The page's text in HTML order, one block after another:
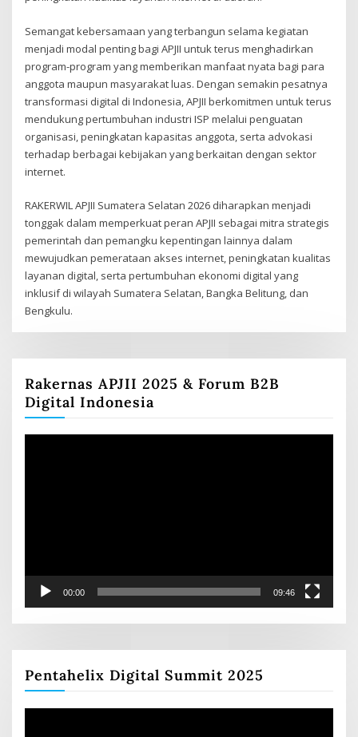
Semangat kebersamaan yang terbangun selama kegiatan
menjadi modal penting bagi APJII untuk terus menghadirkan
program-program yang memberikan manfaat nyata bagi para
anggota maupun masyarakat luas. Dengan semakin pesatnya
transformasi digital di Indonesia, APJII berkomitmen untuk terus
mendukung pertumbuhan industri ISP melalui penguatan
organisasi, peningkatan kapasitas anggota, serta advokasi
terhadap berbagai kebijakan yang berkaitan dengan sektor
internet.
RAKERWIL APJII Sumatera Selatan 2026 diharapkan menjadi
tonggak dalam memperkuat peran APJII sebagai mitra strategis
pemerintah dan pemangku kepentingan lainnya dalam
mewujudkan pemerataan akses internet, peningkatan kualitas
layanan digital, serta pertumbuhan ekonomi digital yang
inklusif di wilayah Sumatera Selatan, Bangka Belitung, dan
Bengkulu.
Rakernas APJII 2025 & Forum B2B
Digital Indonesia
00:00 09:46
Pentahelix Digital Summit 2025